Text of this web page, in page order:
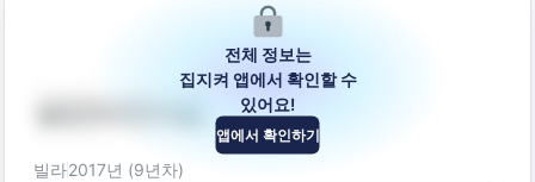
부산광역시 금정구 벅구산로 2
빌라2017년 (9년차)
전체 정보는
집지켜 앱에서 확인할 수
있어요!
앱에서 확인하기